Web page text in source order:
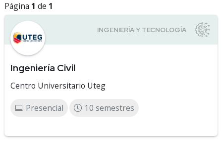
Página 1 de 1
Ingeniería Civil
Centro Universitario Uteg
Presencial 10 semestres